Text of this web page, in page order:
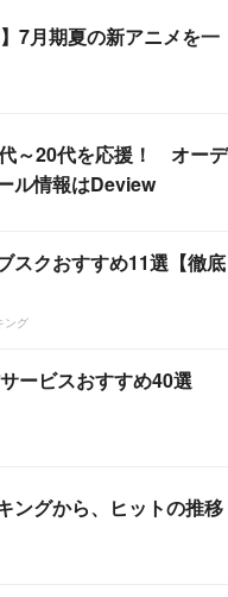
7月期夏の新アニメを一
～20代を応援！ オーデ
ル情報はDeview
スクおすすめ11選【徹底
ング
ービスおすすめ40選
ングから、ヒットの推移